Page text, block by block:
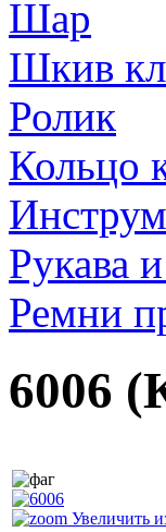
Шар
Шкив
Ролик
Кольцо
Рукава
Ремни
6006
Увеличить